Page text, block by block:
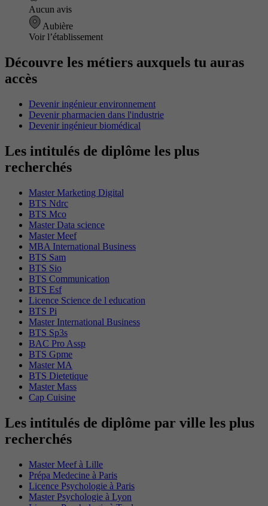
Aucun avis
Aubière
Voir l’établissement
Découvre les métiers auxquels tu auras
accès
Devenir ingénieur environnement
Devenir pharmacien dans l'industrie
Devenir ingénieur biomédical
Les intitulés de diplôme les plus
recherchés
Master Marketing Digital
BTS Ndrc
BTS Mco
Master Data science
Master Meef
MBA International Business
BTS Sam
BTS Sio
BTS Communication
BTS Esf
Licence Science de l education
BTS Pi
Master International Business
BTS Sp3s
BAC Pro Assp
BTS Gpme
Master MA
BTS Dietetique
Master Mass
Cap Cuisine
Les intitulés de diplôme par ville les plus
recherchés
Master Meef à Lille
Prépa Medecine à Paris
Licence Psychologie à Paris
Master Psychologie à Lyon